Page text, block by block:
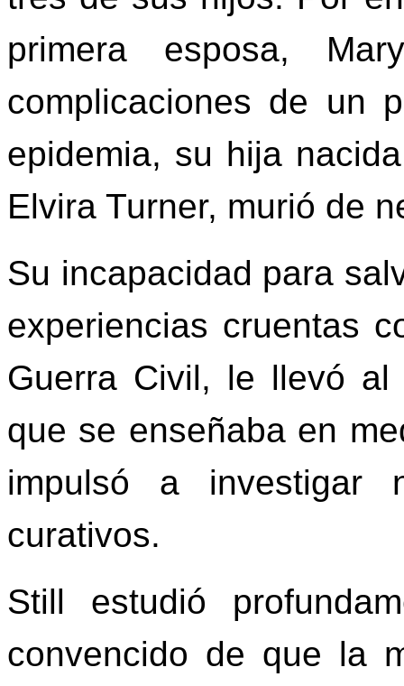
primera esposa,
complicaciones de un
epidemia, su hija
Elvira Turner, murió de
Su incapacidad para
experiencias cruentas
Guerra Civil, le llevó
que se enseñaba en
impulsó a investigar
curativos.
Still estudió
convencido de que la